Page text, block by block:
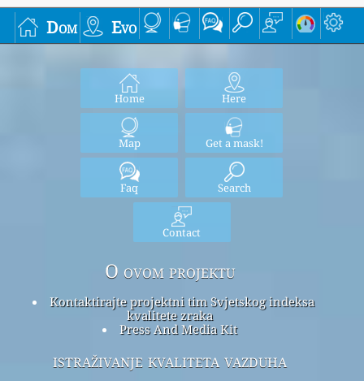
Dom Evo
Home Here
Map Get a mask!
Faq Search
Contact
O ovom projektu
Kontaktirajte projektni tim Svjetskog indeksa
kvalitete zraka
Press And Media Kit
istraživanje kvaliteta vazduha